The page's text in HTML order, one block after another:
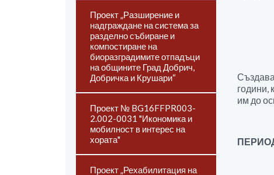
Проект „Разширение и
надграждане на система за
разделно събиране и
компостиране на
биоразградимите отпадъци
на общините Град Добрич,
Добричка и Крушари“
Проект № BG16FFPR003-
2.002-0031 "Икономика и
мобилност в интерес на
хората"
Проект „Рехабилитация на
години,
им до